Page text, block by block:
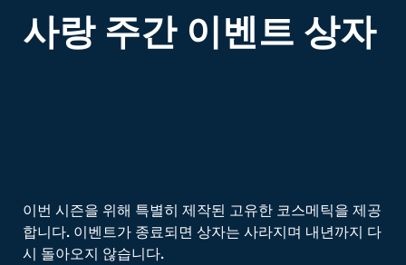
사랑 주간 이벤트 상자
이번 시즌을 위해 특별히 제작된 고유한 코스메틱을 제공
합니다. 이벤트가 종료되면 상자는 사라지며 내년까지 다
시 돌아오지 않습니다.